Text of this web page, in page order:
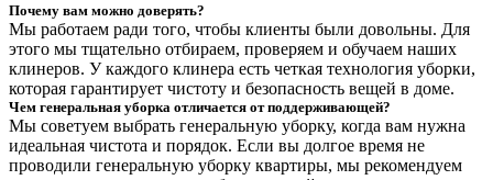
Почему вам можно доверять?
Мы работаем ради того, чтобы клиенты были довольны. Для
этого мы тщательно отбираем, проверяем и обучаем наших
клинеров. У каждого клинера есть четкая технология уборки,
которая гарантирует чистоту и безопасность вещей в доме.
Чем генеральная уборка отличается от поддерживающей?
Мы советуем выбрать генеральную уборку, когда вам нужна
идеальная чистота и порядок. Если вы долгое время не
проводили генеральную уборку квартиры, мы рекомендуем